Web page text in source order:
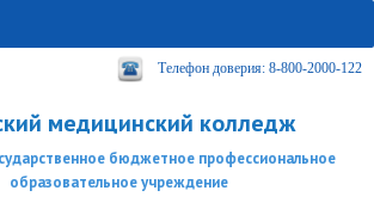
Телефон доверия: 8-800-2000-122
медицинский колледж
бюджетное профессиональное
образовательное учреждение